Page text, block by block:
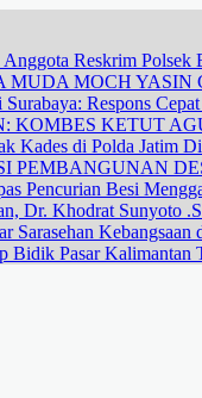
Reskrim
MUDA MOCH
Respons
KOMBES KETUT
Kades di Polda Jatim
PEMBANGUNAN
Pencurian Besi
Dr. Khodrat Sunyoto
Sarasehan
Bidik Pasar